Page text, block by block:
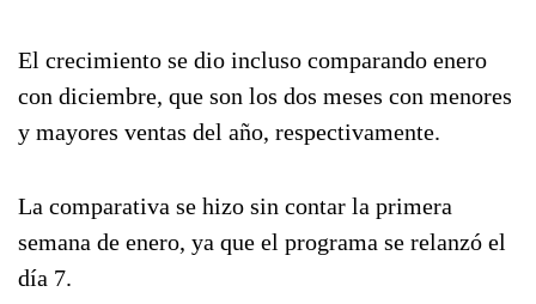
El crecimiento se dio incluso comparando enero
con diciembre, que son los dos meses con menores
y mayores ventas del año, respectivamente.
La comparativa se hizo sin contar la primera
semana de enero, ya que el programa se relanzó el
día 7.